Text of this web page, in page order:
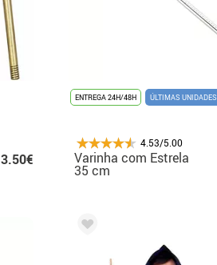
3.50€
ENTREGA 24H/48H ÚLTIMAS UNIDADES
4.53/5.00
Varinha com Estrela
35 cm